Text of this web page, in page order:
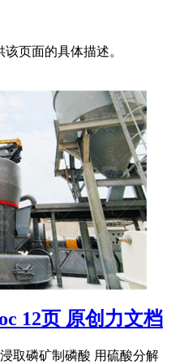
页面的具体描述。
12页 原创力文档
取磷矿制磷酸 用硫酸分解